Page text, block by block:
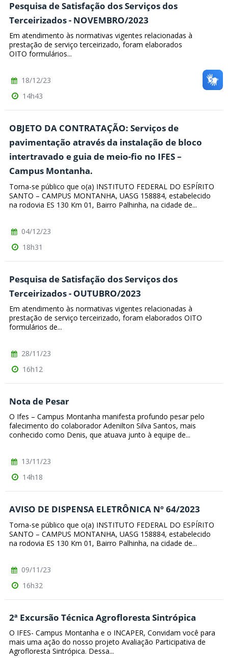
Pesquisa de Satisfação dos Serviços dos
Terceirizados - NOVEMBRO/2023
Em atendimento às normativas vigentes relacionadas à
prestação de serviço terceirizado, foram elaborados
OITO formulários...
18/12/23
14h43
OBJETO DA CONTRATAÇÃO: Serviços de
pavimentação através da instalação de bloco
intertravado e guia de meio-fio no IFES –
Campus Montanha.
Torna-se público que o(a) INSTITUTO FEDERAL DO ESPÍRITO
SANTO – CAMPUS MONTANHA, UASG 158884, estabelecido
na rodovia ES 130 Km 01, Bairro Palhinha, na cidade de...
04/12/23
18h31
Pesquisa de Satisfação dos Serviços dos
Terceirizados - OUTUBRO/2023
Em atendimento às normativas vigentes relacionadas à
prestação de serviço terceirizado, foram elaborados OITO
formulários de...
28/11/23
16h12
Nota de Pesar
O Ifes – Campus Montanha manifesta profundo pesar pelo
falecimento do colaborador Adenilton Silva Santos, mais
conhecido como Denis, que atuava junto à equipe de...
13/11/23
14h18
AVISO DE DISPENSA ELETRÔNICA Nº 64/2023
Torna-se público que o(a) INSTITUTO FEDERAL DO ESPÍRITO
SANTO – CAMPUS MONTANHA, UASG 158884, estabelecido
na rodovia ES 130 Km 01, Bairro Palhinha, na cidade de...
09/11/23
16h32
2ª Excursão Técnica Agrofloresta Sintrópica
O IFES- Campus Montanha e o INCAPER, Convidam você para
mais uma ação do nosso projeto Avaliação Participativa de
Agrofloresta Sintrópica. Dessa...